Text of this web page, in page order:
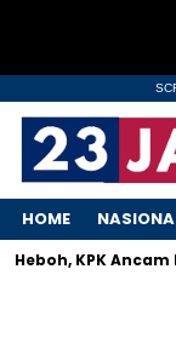
HOME
KPK Ancam